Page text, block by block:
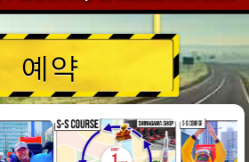
예약